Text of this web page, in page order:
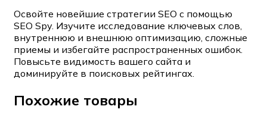
Освойте новейшие стратегии SEO с помощью
SEO Spy. Изучите исследование ключевых слов,
внутреннюю и внешнюю оптимизацию, сложные
приемы и избегайте распространенных ошибок.
Повысьте видимость вашего сайта и
доминируйте в поисковых рейтингах.
Похожие товары